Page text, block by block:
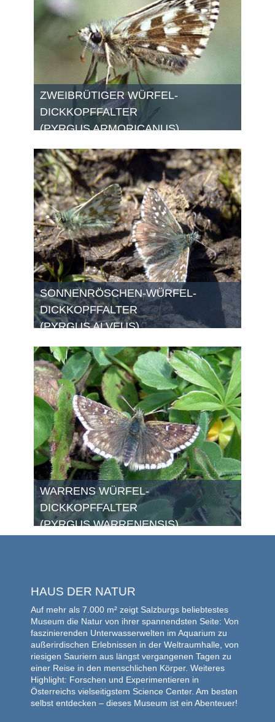
ZWEIBRÜTIGER WÜRFEL-
DICKKOPFFALTER
(PYRGUS ARMORICANUS)
SONNENRÖSCHEN-WÜRFEL-
DICKKOPFFALTER
(PYRGUS ALVEUS)
WARRENS WÜRFEL-
DICKKOPFFALTER
(PYRGUS WARRENENSIS)
HAUS DER NATUR
Auf mehr als 7.000 m² zeigt Salzburgs beliebtestes
Museum die Natur von ihrer spannendsten Seite: Von
faszinierenden Unterwasserwelten im Aquarium zu
außerirdischen Erlebnissen in der Weltraumhalle, von
riesigen Sauriern aus längst vergangenen Tagen zu
einer Reise in den menschlichen Körper. Weiteres
Highlight: Forschen und Experimentieren in
Österreichs vielseitigstem Science Center. Am besten
selbst entdecken – dieses Museum ist ein Abenteuer!